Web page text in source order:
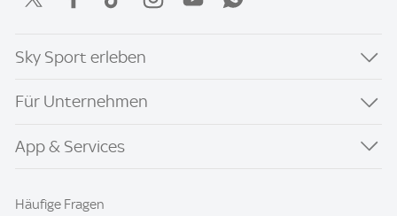
Sky Sport erleben
Für Unternehmen
App & Services
Häufige Fragen